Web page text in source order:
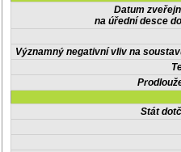
Datum
na úřední desce
Významný negativní vliv na
Stát